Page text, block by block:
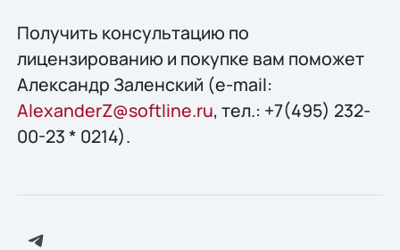
Получить конcультацию по
лицензированию и покупке вам поможет
Александр Заленский (e-mail:
AlexanderZ@softline.ru, тел.: +7(495) 232-
00-23 * 0214).